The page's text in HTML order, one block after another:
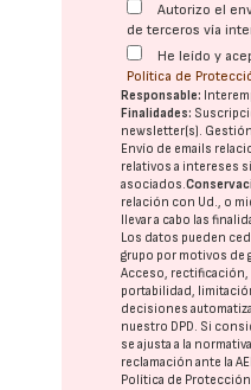
Autorizo el
de terceros vía
He leído y
Política de
Responsable:
Finalidades:
newsletter(s).
Envío de emails
relativos a intereses
asociados.
relación con Ud., o
llevar a cabo las
Los datos pueden
grupo por motivos de
Acceso,
portabilidad,
decisiones
nuestro DPD. Si
se ajusta a la
reclamación ante la
Política de